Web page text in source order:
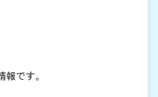
です。